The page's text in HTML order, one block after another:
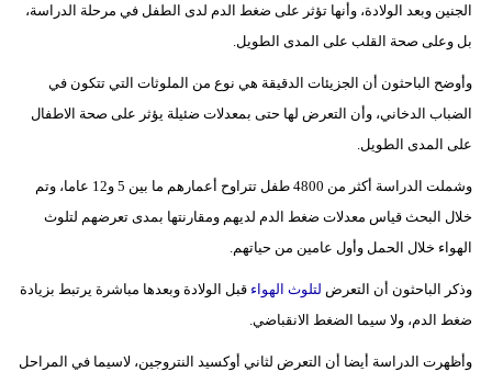
مدوَّنات
فيديو
الجنين وبعد الولادة، وأنها تؤثر على ضغط الدم لدى الطفل في مرحلة الدراسة،
بل وعلى صحة القلب على المدى الطويل.
وأوضح الباحثون أن الجزيئات الدقيقة هي نوع من الملوثات التي تتكون في
الضباب الدخاني، وأن التعرض لها حتى بمعدلات ضئيلة يؤثر على صحة الاطفال
على المدى الطويل.
وشملت الدراسة أكثر من 4800 طفل تتراوح أعمارهم ما بين 5 و12 عاما، وتم
خلال البحث قياس معدلات ضغط الدم لديهم ومقارنتها بمدى تعرضهم لتلوث
الهواء خلال الحمل وأول عامين من حياتهم.
وذكر الباحثون أن التعرض لتلوث الهواء قبل الولادة وبعدها مباشرة يرتبط بزيادة
ضغط الدم، ولا سيما الضغط الانقباضي.
وأظهرت الدراسة أيضا أن التعرض لثاني أوكسيد النتروجين، لاسيما في المراحل